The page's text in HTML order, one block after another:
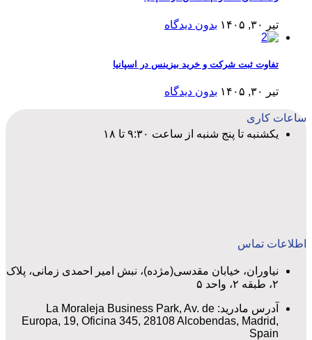
تیر ۳۰, ۱۴۰۵ بدون دیدگاه
تفاوت ثبت شرکت و خرید بیزینس در اسپانیا
تیر ۳۰, ۱۴۰۵ بدون دیدگاه
ساعات کاری
یکشنبه تا پنج شنبه از ساعت ۹:۳۰ تا ۱۸
اطلاعات تماس
نیاوران، خیابان مقدسی(مژده)، نبش امیر احمدی زمانی، پلاک
۲، طبقه ۲، واحد ۵
آدرس مادرید: La Moraleja Business Park, Av. de
Europa, 19, Oficina 345, 28108 Alcobendas, Madrid,
Spain